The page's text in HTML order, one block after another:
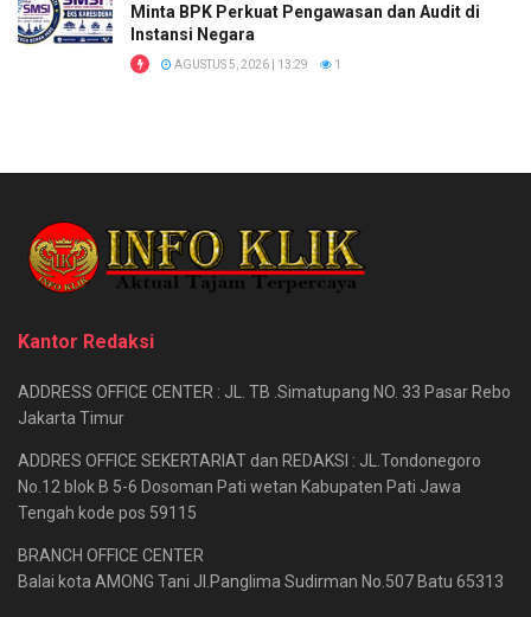
Minta BPK Perkuat Pengawasan dan Audit di
Instansi Negara
AGUSTUS 5, 2026 | 13:29 1
Kantor Redaksi
ADDRESS OFFICE CENTER : JL. TB .Simatupang NO. 33 Pasar Rebo
Jakarta Timur
ADDRES OFFICE SEKERTARIAT dan REDAKSI : JL.Tondonegoro
No.12 blok B 5-6 Dosoman Pati wetan Kabupaten Pati Jawa
Tengah kode pos 59115
BRANCH OFFICE CENTER
Balai kota AMONG Tani Jl.Panglima Sudirman No.507 Batu 65313